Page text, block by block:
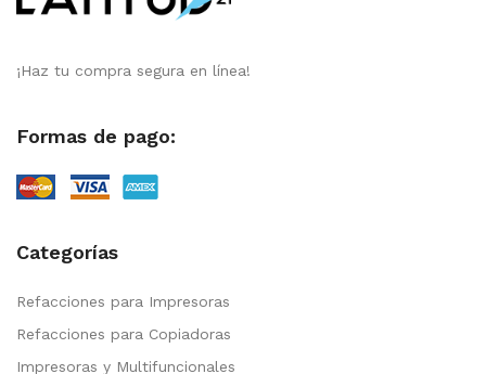
¡Haz tu compra segura en línea!
Formas de pago:
Categorías
Refacciones para Impresoras
Refacciones para Copiadoras
Impresoras y Multifuncionales